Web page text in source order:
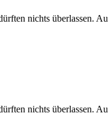
nichts überlassen.
nichts überlassen.